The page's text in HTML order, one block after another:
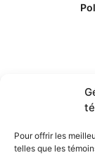
Pour offrir les
telles que les